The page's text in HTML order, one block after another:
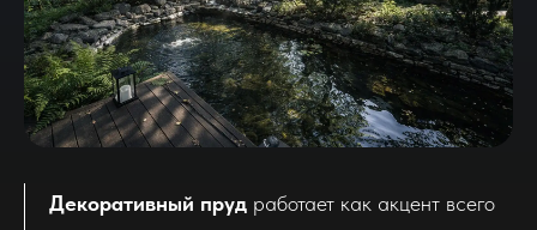
Декоративный пруд работает как акцент всего